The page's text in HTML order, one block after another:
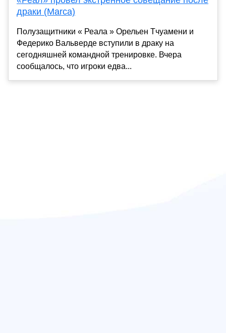
драки (Marca)
Полузащитники « Реала » Орельен Тчуамени и
Федерико Вальверде вступили в драку на
сегодняшней командной тренировке. Вчера
сообщалось, что игроки едва...